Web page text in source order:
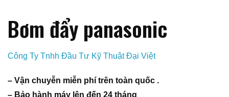
Bơm đẩy panasonic
Công Ty Tnhh Đầu Tư Kỹ Thuật Đại Việt
– Vận chuyễn miễn phí trên toàn quốc .
– Bảo hành máy lên đến 24 tháng